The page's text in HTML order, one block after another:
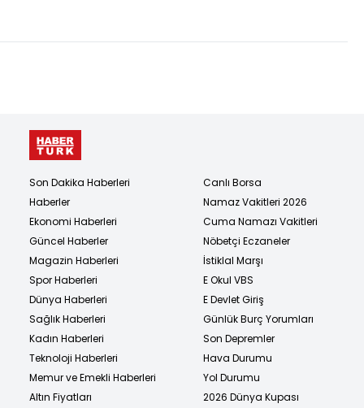
Son Dakika Haberleri
Haberler
Ekonomi Haberleri
Güncel Haberler
Magazin Haberleri
Spor Haberleri
Dünya Haberleri
Sağlık Haberleri
Kadın Haberleri
Teknoloji Haberleri
Memur ve Emekli Haberleri
Altın Fiyatları
Canlı Borsa
Namaz Vakitleri 2026
Cuma Namazı Vakitleri
Nöbetçi Eczaneler
İstiklal Marşı
E Okul VBS
E Devlet Giriş
Günlük Burç Yorumları
Son Depremler
Hava Durumu
Yol Durumu
2026 Dünya Kupası